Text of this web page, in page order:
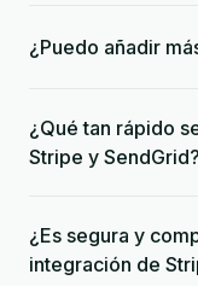
¿Puedo añadir
¿Qué tan rápido
Stripe y SendGrid?
¿Es segura y
integración de